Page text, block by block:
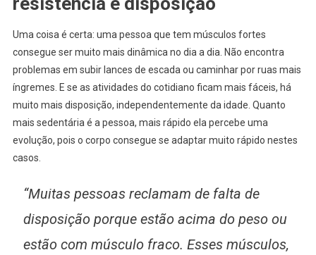
Uma coisa é certa: uma pessoa que tem músculos fortes
consegue ser muito mais dinâmica no dia a dia. Não encontra
problemas em subir lances de escada ou caminhar por ruas mais
íngremes. E se as atividades do cotidiano ficam mais fáceis, há
muito mais disposição, independentemente da idade. Quanto
mais sedentária é a pessoa, mais rápido ela percebe uma
evolução, pois o corpo consegue se adaptar muito rápido nestes
casos.
“Muitas pessoas reclamam de falta de
disposição porque estão acima do peso ou
estão com músculo fraco. Esses músculos,